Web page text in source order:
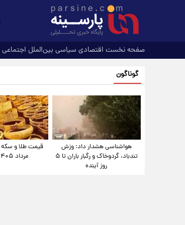
صفحه نخست اقتصادی سیاسی بین‌الملل اجتماعی
گوناگون
هواشناسی هشدار داد: وزش
تندباد، گردوخاک و رگبار باران تا ۵
روز آینده
مرداد ۱۴۰۵ +جدول